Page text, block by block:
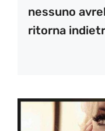
nessuno
ritorna